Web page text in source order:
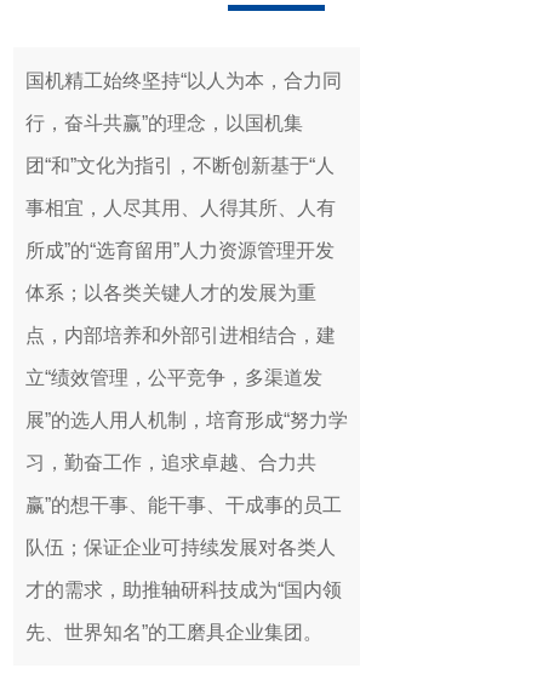
国机精工始终坚持“以人为本，合力同
行，奋斗共赢”的理念，以国机集
团“和”文化为指引，不断创新基于“人
事相宜，人尽其用、人得其所、人有
所成”的“选育留用”人力资源管理开发
体系；以各类关键人才的发展为重
点，内部培养和外部引进相结合，建
立“绩效管理，公平竞争，多渠道发
展”的选人用人机制，培育形成“努力学
习，勤奋工作，追求卓越、合力共
赢”的想干事、能干事、干成事的员工
队伍；保证企业可持续发展对各类人
才的需求，助推轴研科技成为“国内领
先、世界知名”的工磨具企业集团。